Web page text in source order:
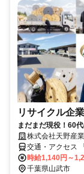
リサイクル企
まだまだ現役！60
株式会社天野産
交通・アクセス
分・「成東駅」
時給1,140円～
千葉県山武市